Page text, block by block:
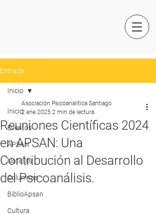
Entrada
Inicio
Eventos
APSAN
Noticias
Columnas
BiblioApsan
Cultura
Inicio
Reuniones Científicas 2024
en APSAN: Una
Contribución al Desarrollo
del Psicoanálisis.
Asociación Psicoanalítica Santiago
2 ene 2025 2 min de lectura